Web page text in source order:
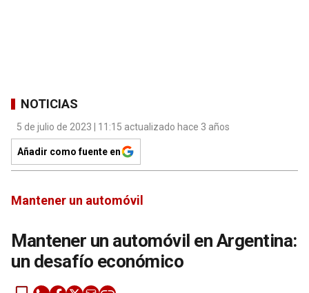
NOTICIAS
5 de julio de 2023 | 11:15 actualizado hace 3 años
Añadir como fuente en
Mantener un automóvil
Mantener un automóvil en Argentina:
un desafío económico